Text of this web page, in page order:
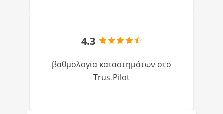
4.3
βαθμολογία καταστημάτων στο
TrustPilot